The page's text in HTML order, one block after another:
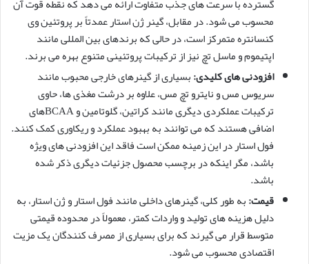
گسترده با سرعت های جذب متفاوت ارائه می دهد که نقطه قوت آن
محسوب می شود. در مقابل، گینر ژن استار عمدتاً بر پروتئین وی
کنسانتره متمرکز است، در حالی که برندهای بین المللی مانند
اپتیموم و ماسل تچ نیز از ترکیبات پروتئینی متنوع بهره می برند.
افزودنی های کلیدی:بسیاری از گینرهای خارجی محبوب مانند
سریوس مس و نایترو تچ مس، علاوه بر درشت مغذی ها، حاوی
ترکیبات عملکردی دیگری مانند کراتین، گلوتامین و BCAAهای
اضافی هستند که می توانند به بهبود عملکرد و ریکاوری کمک کنند.
فول استار در این زمینه ممکن است فاقد این افزودنی های ویژه
باشد، مگر اینکه در برچسب محصول جزئیات دیگری ذکر شده
باشد.
قیمت:به طور کلی، گینرهای داخلی مانند فول استار و ژن استار، به
دلیل هزینه های تولید و واردات کمتر، معمولاً در محدوده قیمتی
متوسط قرار می گیرند که برای بسیاری از مصرف کنندگان یک مزیت
اقتصادی محسوب می شود.